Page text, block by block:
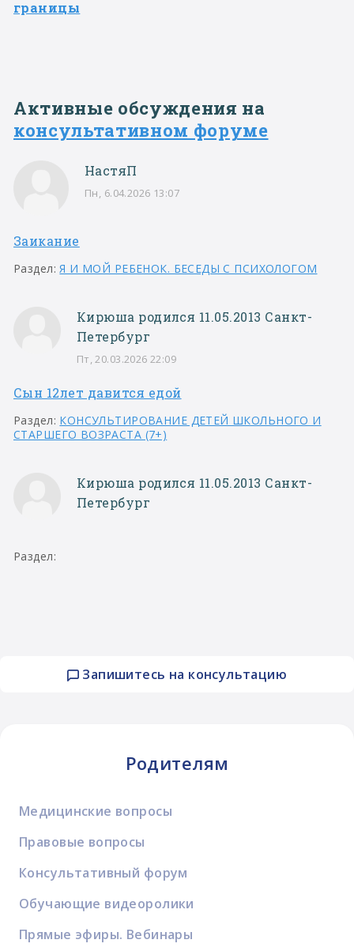
Запишитесь на консультацию
Родителям
Медицинские вопросы
Правовые вопросы
Консультативный форум
Обучающие видеоролики
Прямые эфиры. Вебинары
границы
Активные обсуждения на
консультативном форуме
НастяП
Пн, 6.04.2026 13:07
Заикание
Раздел:Я И МОЙ РЕБЕНОК. БЕСЕДЫ С ПСИХОЛОГОМ
Кирюша родился 11.05.2013 Санкт-
Петербург
Пт, 20.03.2026 22:09
Сын 12лет давится едой
Раздел: КОНСУЛЬТИРОВАНИЕ ДЕТЕЙ ШКОЛЬНОГО И
СТАРШЕГО ВОЗРАСТА (7+)
Кирюша родился 11.05.2013 Санкт-
Петербург
Раздел: